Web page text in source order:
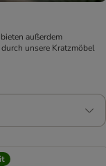
außerdem
unsere Kratzmöbel